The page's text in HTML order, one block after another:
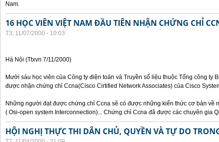
Nam.
16 HỌC VIÊN VIỆT NAM ĐẦU TIÊN NHẬN CHỨNG CHỈ
T3, 11/07/2000 - 10:03
Hà Nội (Ttxvn 7/11/2000)
Mười sáu học viên của Công ty điện toán và Truyền số liệu thuộc Tổng công ty
được nhận chứng chỉ Ccna(Cisco Cirtified Network Associates) của Cisco
Những người đạt được chứng chỉ Ccna sẽ có được những kiến thức cơ bản về
( Osi-open system Interconnection)... Chứng chỉ Ccna đã được các chuyên gia
HỘI NGHỊ THỰC THI DÂN CHỦ, QUYỀN VÀ TỰ DO